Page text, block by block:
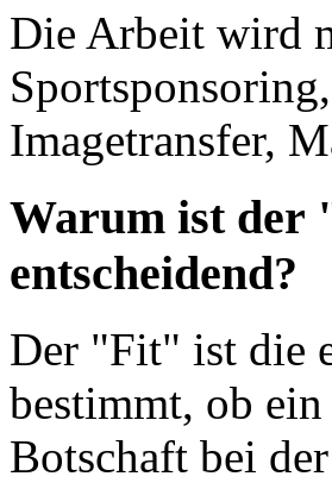
Die Arbeit wird
Imagetransfer,
Warum ist der
entscheidend?
Der "Fit" ist die
bestimmt, ob
Botschaft bei